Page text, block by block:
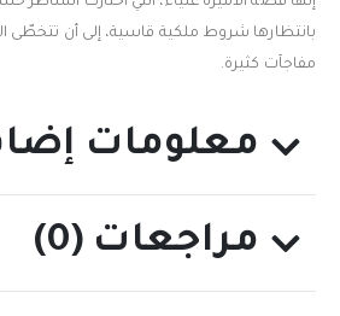
بانتظارها شروط ملكية قاسية‮، إلى أن تتخطّى
مفاجآت كثيرة.
معلومات
مراجعات (0)